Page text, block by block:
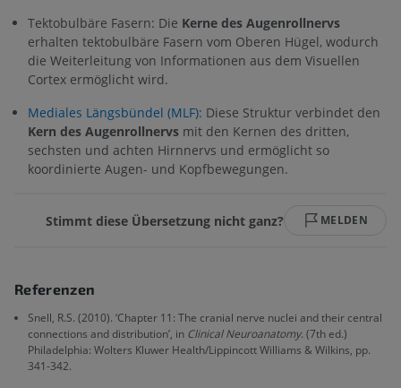
Tektobulbäre Fasern: Die Kerne des Augenrollnervs
erhalten tektobulbäre Fasern vom Oberen Hügel, wodurch
die Weiterleitung von Informationen aus dem Visuellen
Cortex ermöglicht wird.
Mediales Längsbündel (MLF): Diese Struktur verbindet den
Kern des Augenrollnervs mit den Kernen des dritten,
sechsten und achten Hirnnervs und ermöglicht so
koordinierte Augen- und Kopfbewegungen.
Stimmt diese Übersetzung nicht ganz? MELDEN
Referenzen
Snell, R.S. (2010). ‘Chapter 11: The cranial nerve nuclei and their central
connections and distribution’, in Clinical Neuroanatomy. (7th ed.)
Philadelphia: Wolters Kluwer Health/Lippincott Williams & Wilkins, pp.
341-342.